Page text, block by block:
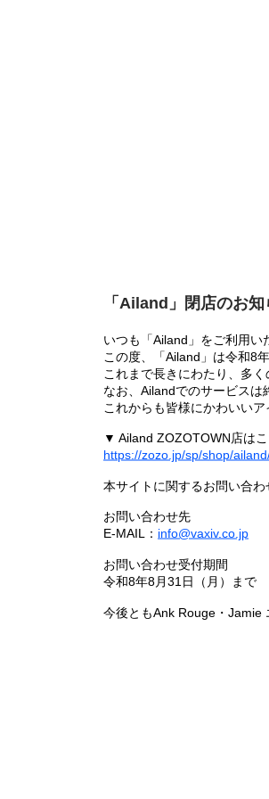
「Ailand」閉店のお
いつも「Ailand」をご利用い
この度、「Ailand」は令和8
これまで長きにわたり、多
なお、Ailandでのサービスは
これからも皆様にかわいい
▼ Ailand ZOZOTOWN店はこ
https://zozo.jp/sp/shop/
本サイトに関するお問い合わ
お問い合わせ先
E-MAIL： info@vaxiv.co.jp
お問い合わせ受付期間
令和8年8月31日（月）まで
今後ともAnk Rouge・Jamie